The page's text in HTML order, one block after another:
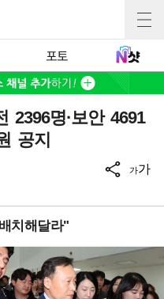
포토
2396명·보안 4691
공지
가가
치해달라"